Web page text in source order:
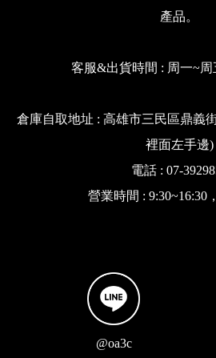
產品。
客服&出貨時間 : 周一~周
倉庫自取地址 : 高雄市三民區鼎義
裡面左手邊)
電話 : 07-
營業時間 : 9:30~16:30
@oa3c